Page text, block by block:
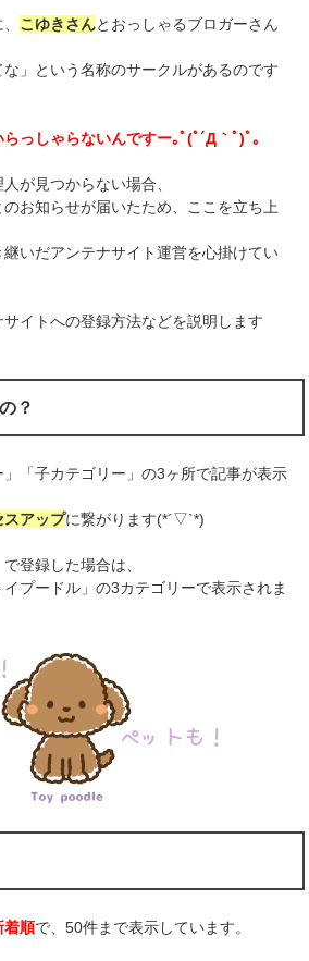
こゆきさんとおっしゃるブロガーさん
な」という名称のサークルがあるのです
っしゃらないんですー｡ﾟ(ﾟ´Д｀ﾟ)ﾟ｡
が見つからない場合、
お知らせが届いたため、ここを立ち上
いだアンテナサイト運営を心掛けてい
イトへの登録方法などを説明します
？
」「子カテゴリー」の3ヶ所で記事が表示
スアップに繋がります(*´▽`*)
登録した場合は、
イプードル」の3カテゴリーで表示されま
着順で、50件まで表示しています。